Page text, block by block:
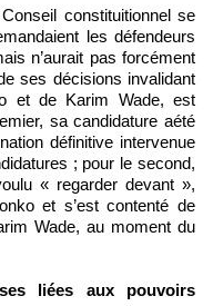
constituitionnel se
les défendeurs
n’aurait pas forcément
ses décisions invalidant
et de Karim Wade, est
sa candidature aété
définitive intervenue
; pour le second,
« regarder devant »,
et s’est contenté de
Wade, au moment du
liées aux pouvoirs